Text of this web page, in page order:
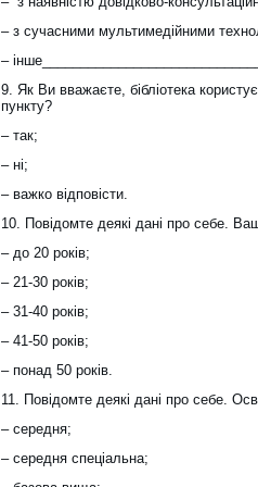
– з сучасними мультимедійними
–
9. Як Ви вважаєте, бібліотека
пункту?
– так;
– ні;
– важко відповісти.
10. Повідомте деякі дані про себе.
– до 20 років;
– 21-30 років;
– 31-40 років;
– 41-50 років;
– понад 50 років.
11. Повідомте деякі дані про себе.
– середня;
– середня спеціальна;